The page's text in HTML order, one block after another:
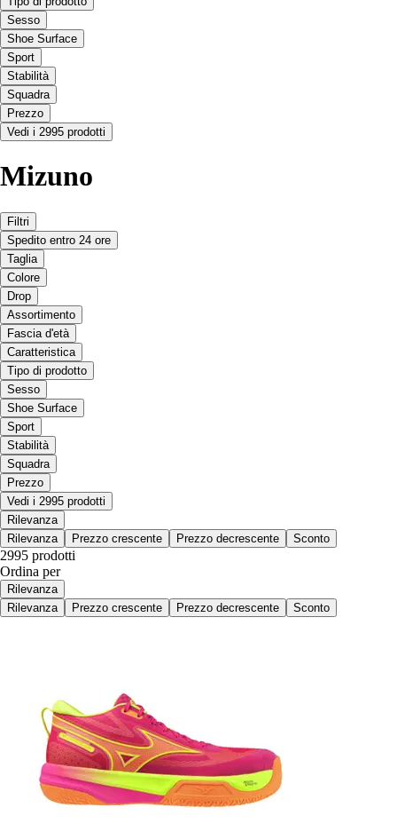
Sesso
Shoe Surface
Sport
Stabilità
Squadra
Prezzo
Vedi i 2995 prodotti
Mizuno
Filtri
Spedito entro 24 ore
Taglia
Colore
Drop
Assortimento
Fascia d'età
Caratteristica
Tipo di prodotto
Sesso
Shoe Surface
Sport
Stabilità
Squadra
Prezzo
Vedi i 2995 prodotti
Rilevanza
Rilevanza
Prezzo crescente Prezzo decrescente Sconto
2995 prodotti
Ordina per
Rilevanza
Rilevanza
Prezzo crescente Prezzo decrescente Sconto